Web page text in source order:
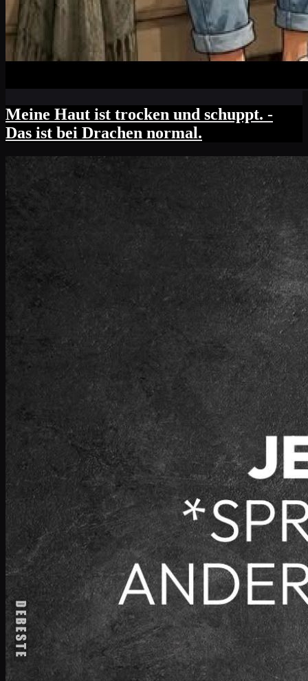
Meine Haut ist trocken und schuppt. -
Das ist bei Drachen normal.